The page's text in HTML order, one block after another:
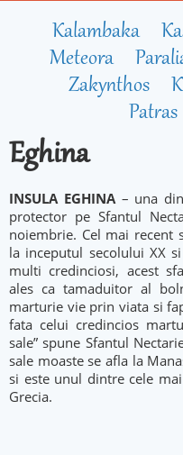
Kalambaka
Meteora
Zakynthos
Patras
Eghina
INSULA EGHINA– una din
protector pe Sfantul
noiembrie. Cel mai recent
la inceputul secolului XX
multi credinciosi, acest
ales ca tamaduitor al
marturie vie prin viata si
fata celui credincios
sale” spune Sfantul
sale moaste se afla la
si este unul dintre cele
Grecia.